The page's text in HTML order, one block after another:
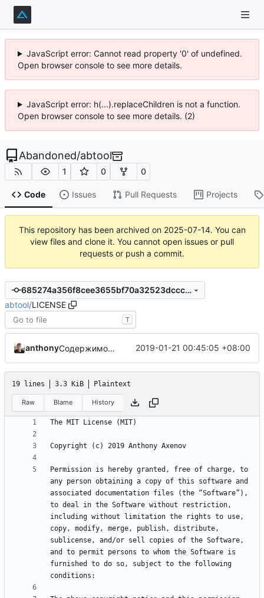
JavaScript error: Cannot read property '0' of undefined.
Open browser console to see more details.
JavaScript error: h(...).replaceChildren is not a function.
Open browser console to see more details. (2)
Abandoned/abtool
1 0 0
Code Issues Pull Requests Projects
This repository has been archived on 2025-07-14. You can
view files and clone it. You cannot open issues or pull
requests or push a commit.
685274a356f8cee3655bf70a32523dcccbd7adab
abtool/LICENSE
T
anthony Содержимое окна настроек боле или менее окончательно. Окно корректно создаётся и отображается через разные пункты меню. Декоративные правки. 2019-01-21 00:45:05 +08:00
19 lines 3.3 KiB Plaintext
Raw Blame History
Permission is hereby granted, free of charge, to
any person obtaining a copy of this software and
associated documentation files (the “Software”),
to deal in the Software without restriction,
including without limitation the rights to use,
copy, modify, merge, publish, distribute,
sublicense, and/or sell copies of the Software,
and to permit persons to whom the Software is
furnished to do so, subject to the following